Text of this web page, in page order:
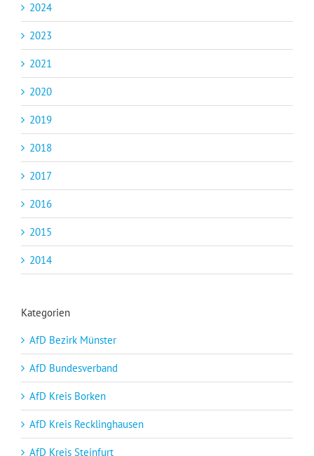
2024
2023
2021
2020
2019
2018
2017
2016
2015
2014
Kategorien
AfD Bezirk Münster
AfD Bundesverband
AfD Kreis Borken
AfD Kreis Recklinghausen
AfD Kreis Steinfurt